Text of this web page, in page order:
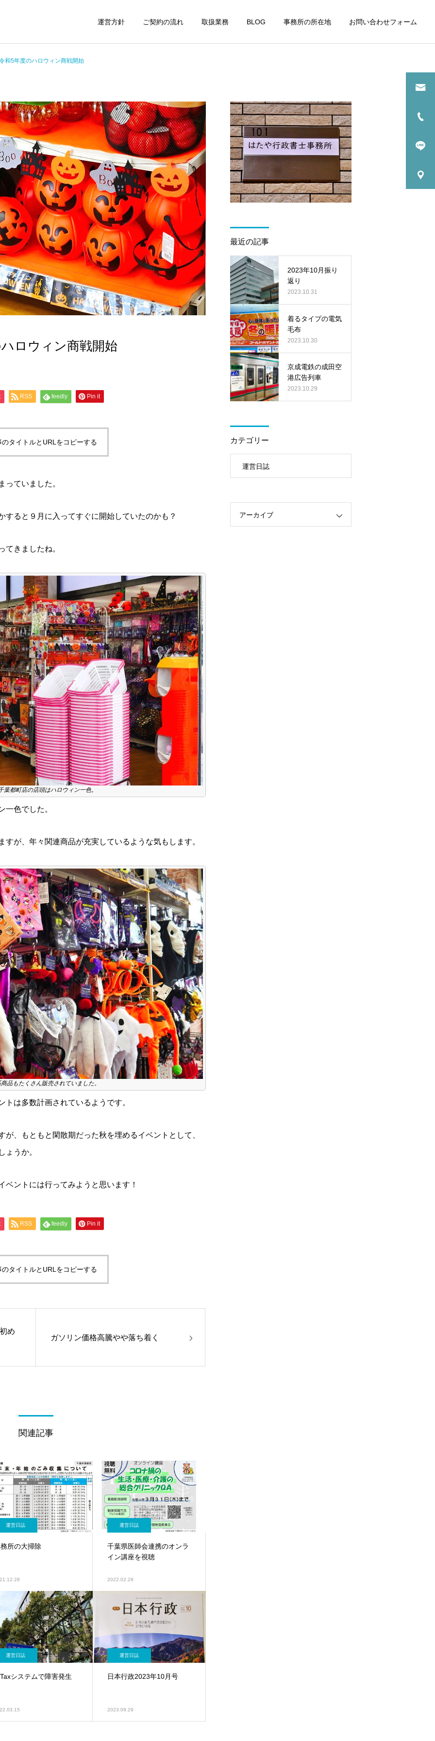
運営方針 ご契約の流れ 取扱業務 BLOG 事務所の所在地 お問い合わせフォーム
建設業許可申請 産廃業務許可申請 古物商許可申請
車庫証明書の申請代行
千葉市中小企業者エネ
ルギー価格等高騰対策
支援金
ちば事業再構築チャレ
運営日誌
着るタイプの電気毛布
運営日誌
京成電鉄の成田空港広告列
車
運営日誌
整備工事が進む浜松町駅周
辺
当事務所隣のタイムズカー
が車両更新
和5年度のハロウィン商戦開始
ロウィン商戦開始
RSS feedly Pin it
のタイトルとURLをコピーする
っていました。
すると９月に入ってすぐに開始していたのかも？
てきましたね。
葉都町店の店頭はハロウィン一色。
一色でした。
が、年々関連商品が充実しているような気もします。
品もたくさん販売されていました。
は多数計画されているようです。
、もともと閑散期だった秋を埋めるイベントとして、
ょうか。
ントには行ってみようと思います！
RSS feedly Pin it
のタイトルとURLをコピーする
め
ガソリン価格高騰やや落ち着く
関連記事
運営日誌
所の大掃除
運営日誌
千葉県医師会連携のオンラ
イン講座を視聴
2022.02.28
運営日誌
システムで障害発生
運営日誌
日本行政2023年10月号
2023.09.29
最近の記事
2023年10月振り
返り
2023.10.31
着るタイプの電気
毛布
2023.10.30
京成電鉄の成田空
港広告列車
2023.10.29
カテゴリー
運営日誌
アーカイブ